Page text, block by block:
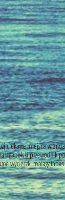
ciekawe miejsca w
polski przewodnik
wycieczki malaga